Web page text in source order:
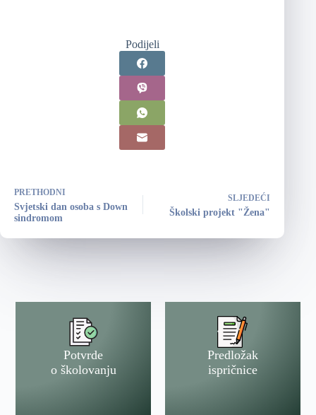
Podijeli
PRETHODNI
Svjetski dan osoba s Down
sindromom
SLJEDEĆI
Školski projekt "Žena"
Potvrde
o školovanju
Predložak
ispričnice